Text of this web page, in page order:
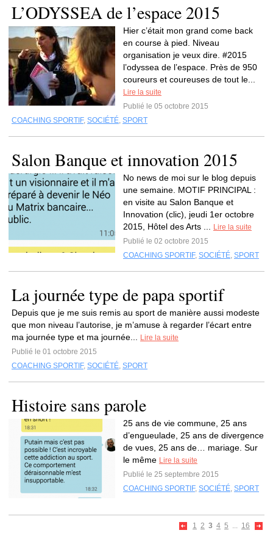
L’ODYSSEA de l’espace 2015
Hier c’était mon grand come back
en course à pied. Niveau
organisation je veux dire. #2015
l’odyssea de l’espace. Près de 950
coureurs et coureuses de tout le...
Lire la suite
Publié le 05 octobre 2015
COACHING SPORTIF, SOCIÉTÉ, SPORT
Salon Banque et innovation 2015
No news de moi sur le blog depuis
une semaine. MOTIF PRINCIPAL :
en visite au Salon Banque et
Innovation (clic), jeudi 1er octobre
2015, Hôtel des Arts ...
Lire la suite
Publié le 02 octobre 2015
COACHING SPORTIF, SOCIÉTÉ, SPORT
La journée type de papa sportif
Depuis que je me suis remis au sport de manière aussi modeste
que mon niveau l’autorise, je m’amuse à regarder l’écart entre
ma journée type et ma journée...
Lire la suite
Publié le 01 octobre 2015
COACHING SPORTIF, SOCIÉTÉ, SPORT
Histoire sans parole
25 ans de vie commune, 25 ans
d’engueulade, 25 ans de divergence
de vues, 25 ans de… mariage. Sur
le même Lire la suite
Publié le 25 septembre 2015
COACHING SPORTIF, SOCIÉTÉ, SPORT
1 2 3 4 5 ... 16